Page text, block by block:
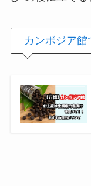
カンボジア館